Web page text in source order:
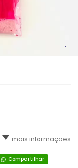
mais informações
Compartilhar